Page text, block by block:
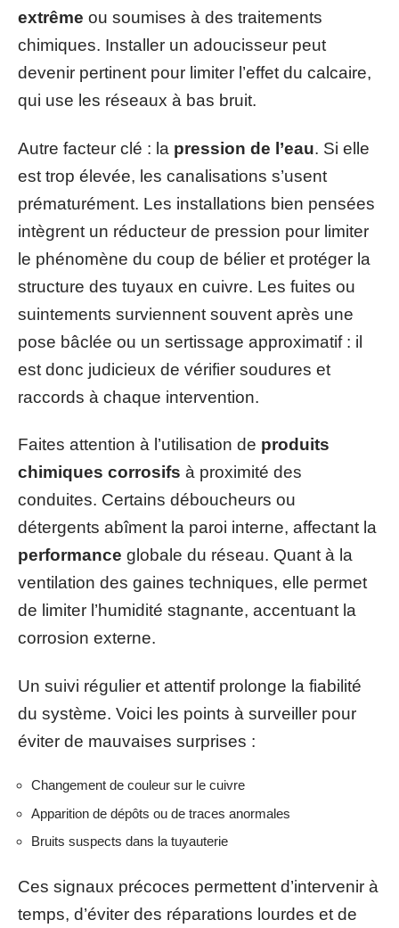
extrême ou soumises à des traitements
chimiques. Installer un adoucisseur peut
devenir pertinent pour limiter l’effet du calcaire,
qui use les réseaux à bas bruit.
Autre facteur clé : la pression de l’eau. Si elle
est trop élevée, les canalisations s’usent
prématurément. Les installations bien pensées
intègrent un réducteur de pression pour limiter
le phénomène du coup de bélier et protéger la
structure des tuyaux en cuivre. Les fuites ou
suintements surviennent souvent après une
pose bâclée ou un sertissage approximatif : il
est donc judicieux de vérifier soudures et
raccords à chaque intervention.
Faites attention à l’utilisation de produits
chimiques corrosifs à proximité des
conduites. Certains déboucheurs ou
détergents abîment la paroi interne, affectant la
performance globale du réseau. Quant à la
ventilation des gaines techniques, elle permet
de limiter l’humidité stagnante, accentuant la
corrosion externe.
Un suivi régulier et attentif prolonge la fiabilité
du système. Voici les points à surveiller pour
éviter de mauvaises surprises :
Changement de couleur sur le cuivre
Apparition de dépôts ou de traces anormales
Bruits suspects dans la tuyauterie
Ces signaux précoces permettent d’intervenir à
temps, d’éviter des réparations lourdes et de